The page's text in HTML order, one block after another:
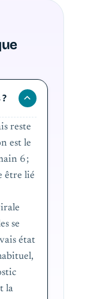
reste
est le
6 ;
être lié
se
état
la